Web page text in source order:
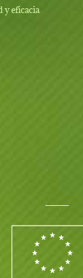
y eficacia